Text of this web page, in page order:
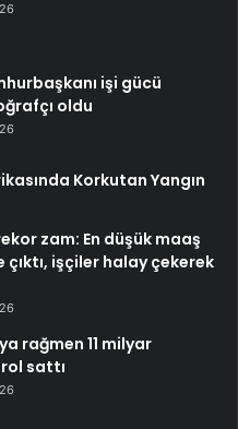
işi gücü
oldu
Korkutan Yangın
zam: En düşük maaş
çıktı, işçiler halay çekerek
rağmen 11 milyar
sattı